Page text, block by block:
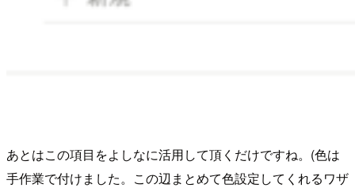
あとはこの項目をよしなに活用して頂くだけですね。(色は
手作業で付けました。この辺まとめて色設定してくれるワザ